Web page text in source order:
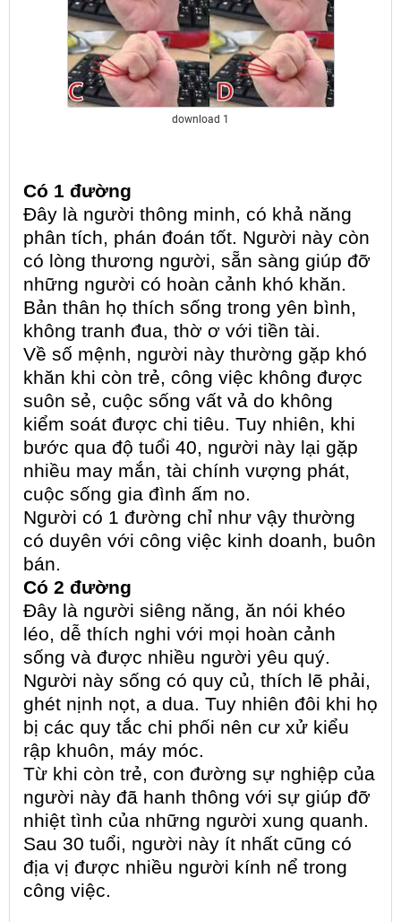
download 1
Có 1 đường
Đây là người thông minh, có khả năng
phân tích, phán đoán tốt. Người này còn
có lòng thương người, sẵn sàng giúp đỡ
những người có hoàn cảnh khó khăn.
Bản thân họ thích sống trong yên bình,
không tranh đua, thờ ơ với tiền tài.
Về số mệnh, người này thường gặp khó
khăn khi còn trẻ, công việc không được
suôn sẻ, cuộc sống vất vả do không
kiểm soát được chi tiêu. Tuy nhiên, khi
bước qua độ tuổi 40, người này lại gặp
nhiều may mắn, tài chính vượng phát,
cuộc sống gia đình ấm no.
Người có 1 đường chỉ như vậy thường
có duyên với công việc kinh doanh, buôn
bán.
Có 2 đường
Đây là người siêng năng, ăn nói khéo
léo, dễ thích nghi với mọi hoàn cảnh
sống và được nhiều người yêu quý.
Người này sống có quy củ, thích lẽ phải,
ghét nịnh nọt, a dua. Tuy nhiên đôi khi họ
bị các quy tắc chi phối nên cư xử kiểu
rập khuôn, máy móc.
Từ khi còn trẻ, con đường sự nghiệp của
người này đã hanh thông với sự giúp đỡ
nhiệt tình của những người xung quanh.
Sau 30 tuổi, người này ít nhất cũng có
địa vị được nhiều người kính nể trong
công việc.